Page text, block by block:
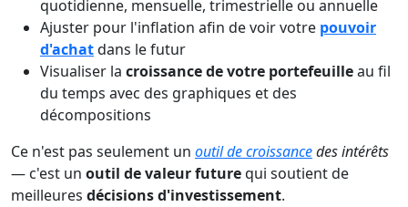
quotidienne, mensuelle, trimestrielle ou annuelle
Ajuster pour l'inflation afin de voir votre pouvoir
d'achatdans le futur
Visualiser la croissance de votre portefeuilleau fil
du temps avec des graphiques et des
décompositions
Ce n'est pas seulement un outil de croissancedes intérêts
— c'est un outil de valeur futurequi soutient de
meilleures décisions d'investissement.